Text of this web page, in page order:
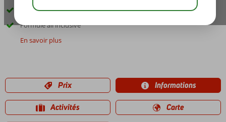
À environ 50 m de la plage
Formule all inclusive
En savoir plus
Prix Informations
Activités Carte